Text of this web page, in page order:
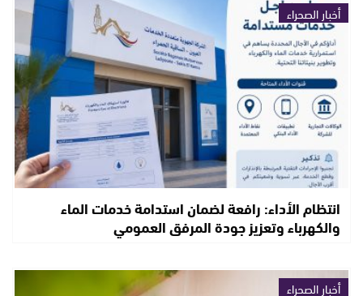
أخبار الصحراء
انتظام الأداء: رافعة لضمان استدامة خدمات الماء
والكهرباء وتعزيز جودة المرفق العمومي
أخبار الصحراء